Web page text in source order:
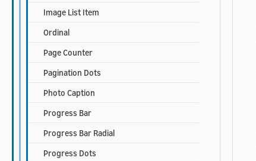
Image List Item
Ordinal
Page Counter
Pagination Dots
Photo Caption
Progress Bar
Progress Bar Radial
Progress Dots